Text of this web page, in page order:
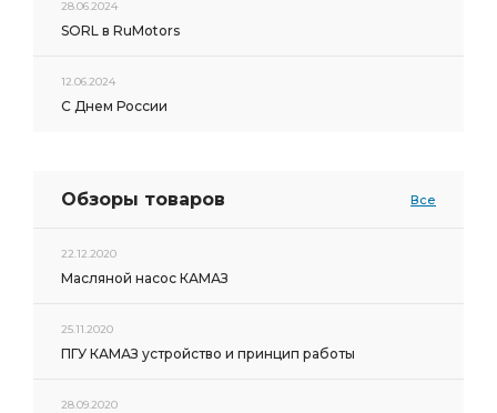
28.06.2024
SORL в RuMotors
12.06.2024
С Днем России
Обзоры товаров Все
22.12.2020
Масляной насос КАМАЗ
25.11.2020
ПГУ КАМАЗ устройство и принцип работы
28.09.2020